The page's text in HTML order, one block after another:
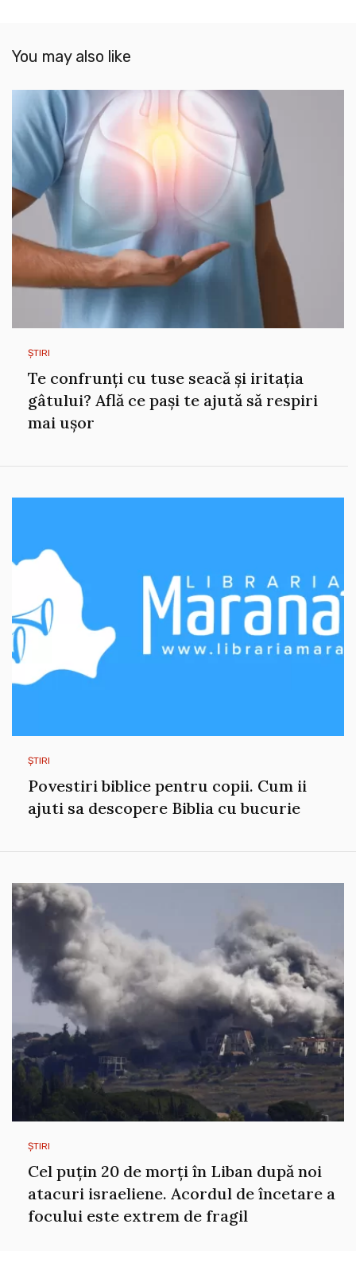
You may also like
ȘTIRI
Te confrunți cu tuse seacă și iritația
gâtului? Află ce pași te ajută să respiri
mai ușor
ȘTIRI
Povestiri biblice pentru copii. Cum ii
ajuti sa descopere Biblia cu bucurie
ȘTIRI
Cel puțin 20 de morți în Liban după noi
atacuri israeliene. Acordul de încetare a
focului este extrem de fragil